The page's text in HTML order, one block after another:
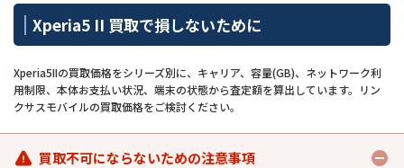
Xperia5 II 買取で損しないために
Xperia5IIの買取価格をシリーズ別に、キャリア、容量(GB)、ネットワーク利
用制限、本体お支払い状況、端末の状態から査定額を算出しています。リン
クサスモバイルの買取価格をご検討ください。
買取不可にならないための注意事項